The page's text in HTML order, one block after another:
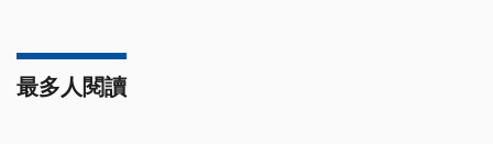
最多人閱讀